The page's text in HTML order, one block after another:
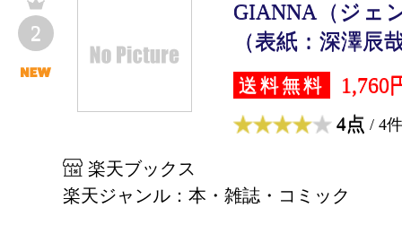
2
GIANNA（ジェ
（表紙：深澤辰
送料無料 1,760
4点 / 4件
楽天ブックス
楽天ジャンル：本・雑誌・コミック